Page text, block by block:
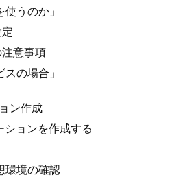
うのか」
意事項
の場合」
ン作成
ションを作成する
環境の確認